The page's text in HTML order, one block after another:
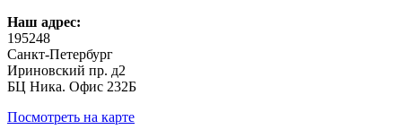
Наш адрес:
195248
Санкт-Петербург
Ириновский пр. д2
БЦ Ника. Офис 232Б
Посмотреть на карте